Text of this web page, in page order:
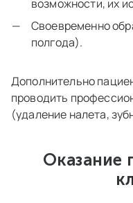
возможности, их
Своевременно
полгода).
Дополнительно
проводить
(удаление налета,
Оказание